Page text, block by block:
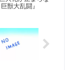
獣大乱闘』